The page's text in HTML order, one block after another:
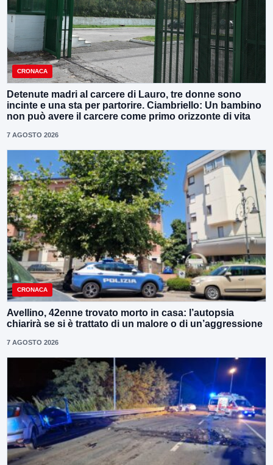
CRONACA
Detenute madri al carcere di Lauro, tre donne sono
incinte e una sta per partorire. Ciambriello: Un bambino
non può avere il carcere come primo orizzonte di vita
7 AGOSTO 2026
CRONACA
Avellino, 42enne trovato morto in casa: l’autopsia
chiarirà se si è trattato di un malore o di un’aggressione
7 AGOSTO 2026